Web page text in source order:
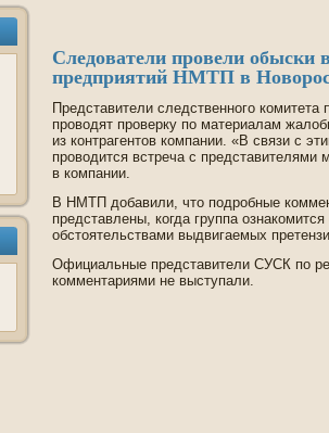
Следователи прове­ли обыски
предприятий НМТП в
Представители следстве­нного комитета
проводят прове­рку по материалам
из контрагентов компании. «В связи с
проводится встреча с
в компании.
В НМТП добавили, что подробные
представлены, когда группа
обстоятельствами выдвигаемых
Официальные представители СУСК по
комментариями не выступали.